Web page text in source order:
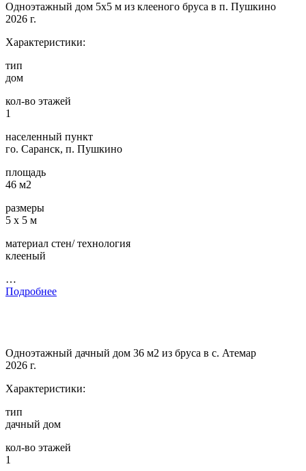
Одноэтажный дом 5х5 м из клееного бруса в п. Пушкино
2026 г.
Характеристики:
тип
дом
кол-во этажей
1
населенный пункт
го. Саранск, п. Пушкино
площадь
46 м2
размеры
5 х 5 м
материал стен/ технология
клееный
…
Подробнее
Одноэтажный дачный дом 36 м2 из бруса в с. Атемар
2026 г.
Характеристики:
тип
дачный дом
кол-во этажей
1